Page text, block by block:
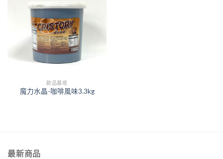
飲品基底
魔力水晶-咖啡風味3.3kg
最新商品